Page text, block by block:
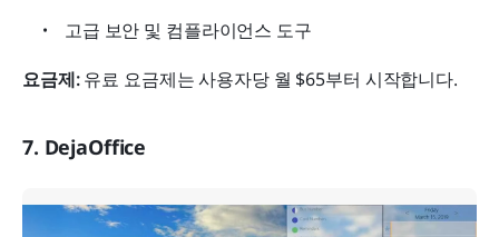
고급 보안 및 컴플라이언스 도구
요금제: 유료 요금제는 사용자당 월 $65부터 시작합니다.
7. DejaOffice